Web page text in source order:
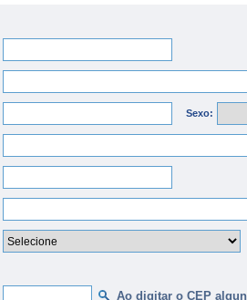
Sexo:
Ao digitar o CEP